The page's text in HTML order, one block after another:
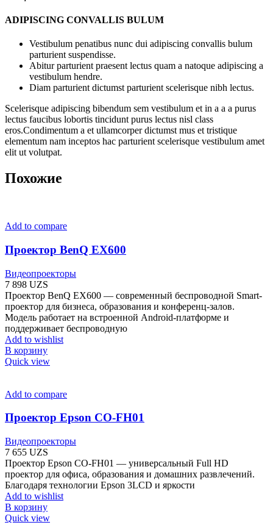
ADIPISCING CONVALLIS BULUM
Vestibulum penatibus nunc dui adipiscing convallis bulum
parturient suspendisse.
Abitur parturient praesent lectus quam a natoque adipiscing a
vestibulum hendre.
Diam parturient dictumst parturient scelerisque nibh lectus.
Scelerisque adipiscing bibendum sem vestibulum et in a a a purus
lectus faucibus lobortis tincidunt purus lectus nisl class
eros.Condimentum a et ullamcorper dictumst mus et tristique
elementum nam inceptos hac parturient scelerisque vestibulum amet
elit ut volutpat.
Похожие
Add to compare
Проектор BenQ EX600
Видеопроекторы
7 898 UZS
Проектор BenQ EX600 — современный беспроводной Smart-
проектор для бизнеса, образования и конференц-залов.
Модель работает на встроенной Android-платформе и
поддерживает беспроводную
Add to wishlist
В корзину
Quick view
Add to compare
Проектор Epson CO-FH01
Видеопроекторы
7 655 UZS
Проектор Epson CO-FH01 — универсальный Full HD
проектор для офиса, образования и домашних развлечений.
Благодаря технологии Epson 3LCD и яркости
Add to wishlist
В корзину
Quick view